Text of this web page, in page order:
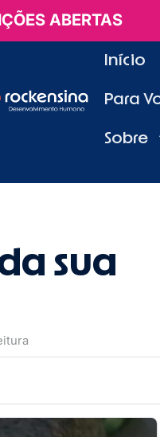
ABERTAS
Início
Para
Sobre
sua